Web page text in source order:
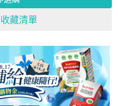
藏清單